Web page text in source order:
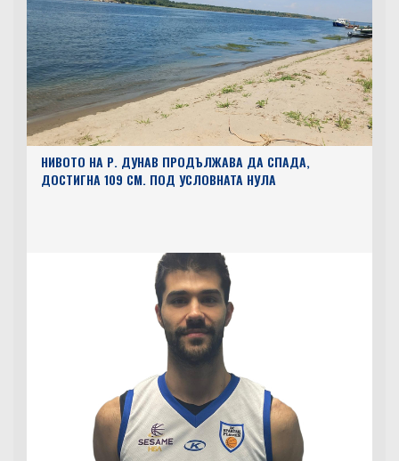
НИВОТО НА Р. ДУНАВ ПРОДЪЛЖАВА ДА СПАДА,
ДОСТИГНА 109 СМ. ПОД УСЛОВНАТА НУЛА